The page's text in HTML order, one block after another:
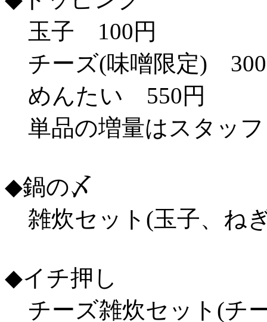
玉子 100円
チーズ(味噌限定)
めんたい 550円
単品の増量はスタッ
◆鍋の〆
雑炊セット(玉子、ね
◆イチ押し
チーズ雑炊セット(チ